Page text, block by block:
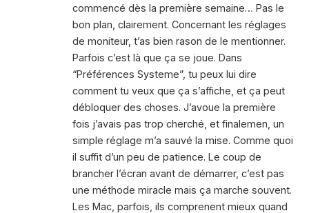
commencé dès la première semaine… Pas le
bon plan, clairement. Concernant les réglages
de moniteur, t’as bien rason de le mentionner.
Parfois c’est là que ça se joue. Dans
“Préférences Systeme”, tu peux lui dire
comment tu veux que ça s’affiche, et ça peut
débloquer des choses. J’avoue la première
fois j’avais pas trop cherché, et finalemen, un
simple réglage m’a sauvé la mise. Comme quoi
il suffit d’un peu de patience. Le coup de
brancher l’écran avant de démarrer, c’est pas
une méthode miracle mais ça marche souvent.
Les Mac, parfois, ils comprenent mieux quand